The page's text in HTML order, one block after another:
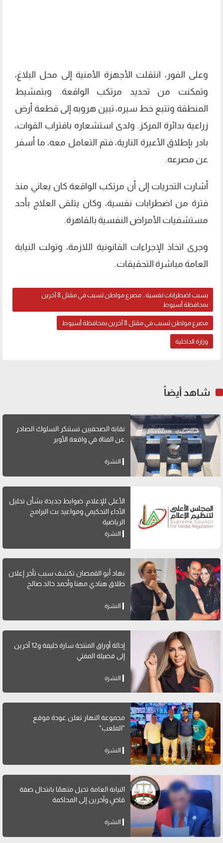
وعلى الفور، انتقلت الأجهزة الأمنية إلى محل البلاغ،
وتمكنت من تحديد مرتكب الواقعة. وبتمشيط
المنطقة وتتبع خط سيره، تبين هروبه إلى قطعة أرض
زراعية بدائرة المركز. ولدى استشعاره باقتراب القوات،
بادر بإطلاق الأعيرة النارية، فتم التعامل معه، ما أسفر
عن مصرعه.
أشارت التحريات إلى أن مرتكب الواقعة كان يعاني منذ
فترة من اضطرابات نفسية، وكان يتلقى العلاج بأحد
مستشفيات الأمراض النفسية بالقاهرة.
وجرى اتخاذ الإجراءات القانونية اللازمة، وتولت النيابة
العامة مباشرة التحقيقات.
بسبب اضطرابات نفسية.. مصرع مواطن تسبب في مقتل 8 آخرين
بمحافظة أسيوط
مصرع مواطن تسبب في مقتل 8 آخرين بمحافظة أسيوط
وزارة الداخلية
شاهد أيضاً
نقابة الصحفيين تستنكر السلوك الصادر
عن الفتاة في واقعة الأوبر
النشرة
الأعلى للإعلام: ضوابط جديدة بشأن تحليل
الأداء التحكيمي ومواعيد بث البرامج
الرياضية
النشرة
نهاد أبو القمصان تكشف سبب تأخر إعلان
طلاق هنادي مهنا وأحمد خالد صالح
النشرة
إحالة أوراق المنتجة سارة خليفة و12 آخرين
إلى فضيلة المفتي
النشرة
مجموعة النهار تعلن عودة موقع
"الملعب"
النشرة
النيابة العامة تحيل متهمًا بانتحال صفة
قاضٍ وآخرين إلى المحاكمة
النشرة